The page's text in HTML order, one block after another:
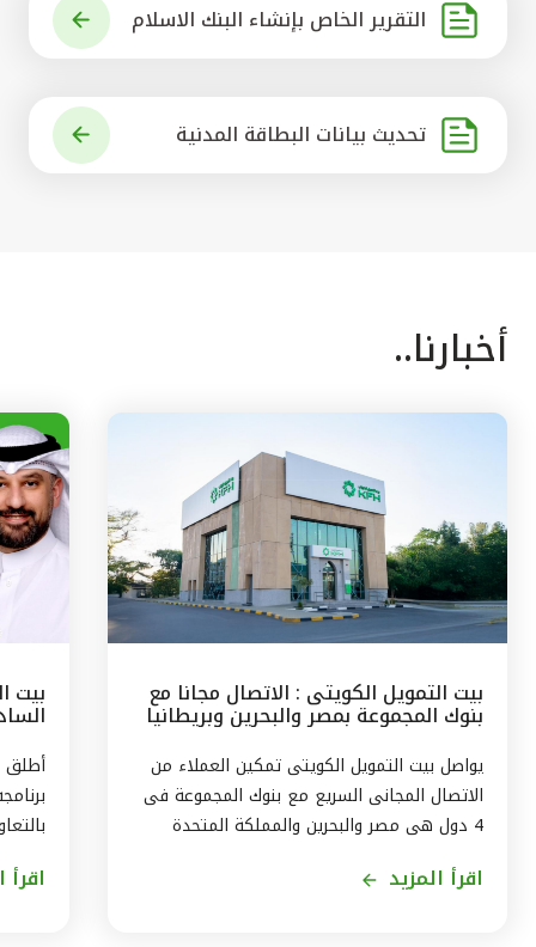
التقرير الخاص بإنشاء البنك الاسلام
تحديث بيانات البطاقة المدنية
أخبارنا..
بيت التمويل الكويتى : الاتصال مجانا مع
بنوك المجموعة بمصر والبحرين وبريطانيا
وتركيا
يواصل بيت التمويل الكويتى تمكين العملاء من
الاتصال المجانى السريع مع بنوك المجموعة فى
4 دول هى مصر والبحرين والمملكة المتحدة
اقرأ المزيد
بيت
أطلق
اقرأ